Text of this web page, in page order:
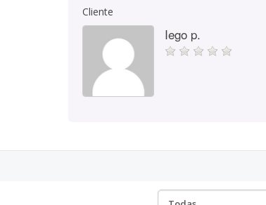
Cliente
Iego p.